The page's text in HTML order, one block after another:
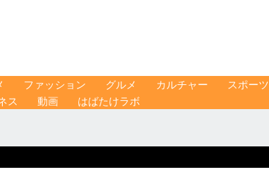
ファッション グルメ カルチャー
スポーツ
ス 動画 はばたけラボ